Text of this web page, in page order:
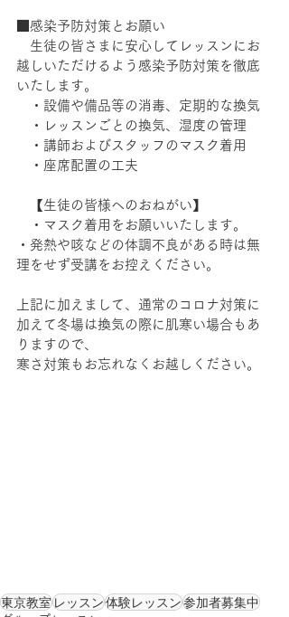
■感染予防対策とお願い
生徒の皆さまに安心してレッスンにお
越しいただけるよう感染予防対策を徹底
いたします。
・設備や備品等の消毒、定期的な換気
・レッスンごとの換気、湿度の管理
・講師およびスタッフのマスク着用
・座席配置の工夫
【生徒の皆様へのおねがい】
・マスク着用をお願いいたします。
・発熱や咳などの体調不良がある時は無
理をせず受講をお控えください。
上記に加えまして、通常のコロナ対策に
加えて冬場は換気の際に肌寒い場合もあ
りますので、
寒さ対策もお忘れなくお越しください。
東京教室レッスン体験レッスン参加者募集中